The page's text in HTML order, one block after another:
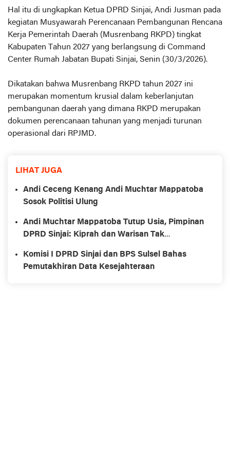
Hal itu di ungkapkan Ketua DPRD Sinjai, Andi Jusman pada
kegiatan Musyawarah Perencanaan Pembangunan Rencana
Kerja Pemerintah Daerah (Musrenbang RKPD) tingkat
Kabupaten Tahun 2027 yang berlangsung di Command
Center Rumah Jabatan Bupati Sinjai, Senin (30/3/2026).
Dikatakan bahwa Musrenbang RKPD tahun 2027 ini
merupakan momentum krusial dalam keberlanjutan
pembangunan daerah yang dimana RKPD merupakan
dokumen perencanaan tahunan yang menjadi turunan
operasional dari RPJMD.
LIHAT JUGA
Andi Ceceng Kenang Andi Muchtar Mappatoba
Sosok Politisi Ulung
Andi Muchtar Mappatoba Tutup Usia, Pimpinan
DPRD Sinjai: Kiprah dan Warisan Tak
Komisi I DPRD Sinjai dan BPS Sulsel Bahas
Pemutakhiran Data Kesejahteraan